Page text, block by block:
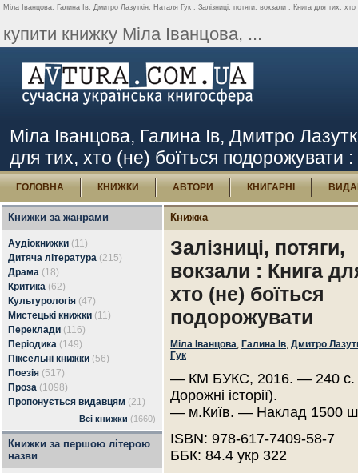
Міла Іванцова, Галина Ів, Дмитро Лазуткін, Наталя Гук : Залізниці, потяги, вокзали : Книга для тих,
купити книжку Міла Іванцова, ...
Міла Іванцова, Галина Ів, Дмитро
для тих, хто (не) боїться подорожувати
ГОЛОВНА КНИЖКИ АВТОРИ КНИГАРНІ
Книжки за жанрами
Аудіокнижки (11)
Дитяча література (215)
Драма (18)
Критика (62)
Культурологія (47)
Мистецькі книжки (11)
Переклади (116)
Періодика (149)
Піксельні книжки (56)
Поезія (517)
Проза (1098)
Пропонується видавцям (21)
Всі книжки (1660)
Книжки за першою літерою
назви
Книжка
Залізниці, потяги,
вокзали : Книга
хто (не) боїться
подорожувати
Міла Іванцова, Галина Ів, Дмитро
Гук
— КМ БУКС, 2016. — 240 с.
Дорожні історії).
— м.Київ. — Наклад 1500
ISBN: 978-617-7409-58-7
ББК: 84.4 укр 322